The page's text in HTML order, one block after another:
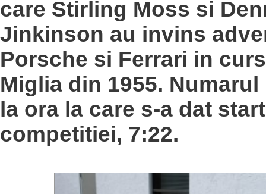
care Stirling Moss si
Jinkinson au invins
Porsche si Ferrari in
Miglia din 1955.
la ora la care s-a dat
competitiei, 7:22.